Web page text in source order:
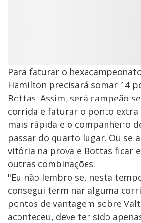
Para faturar o
Hamilton precisará somar 14
Bottas. Assim, será campeão
corrida e faturar o ponto extra
mais rápida e o companheiro
passar do quarto lugar. Ou se
vitória na prova e Bottas ficar
outras combinações.
"Eu não lembro se, nesta
consegui terminar alguma
pontos de vantagem sobre
aconteceu, deve ter sido